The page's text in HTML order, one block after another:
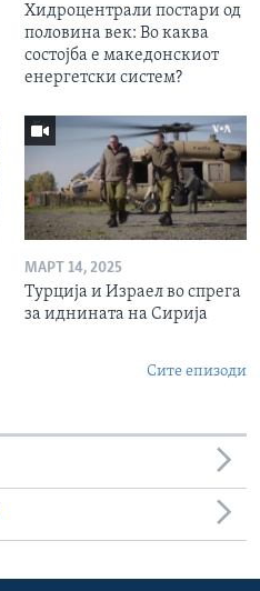
Хидроцентрали постари од
половина век: Во каква
состојба е македонскиот
енергетски систем?
МАРТ 14, 2025
Турција и Израел во спрега
за иднината на Сирија
Сите епизоди